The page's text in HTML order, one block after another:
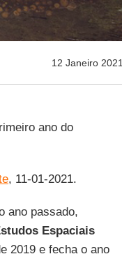
12 Janeiro 2021
ano do
, 11-01-2021.
ano passado,
Espaciais
2019 e fecha o ano